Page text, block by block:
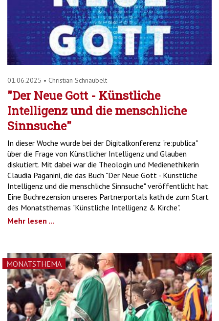
01.06.2025 • Christian Schnaubelt
"Der Neue Gott - Künstliche
Intelligenz und die menschliche
Sinnsuche"
In dieser Woche wurde bei der Digitalkonferenz "re:publica"
über die Frage von Künstlicher Intelligenz und Glauben
diskutiert. Mit dabei war die Theologin und Medienethikerin
Claudia Paganini, die das Buch "Der Neue Gott - Künstliche
Intelligenz und die menschliche Sinnsuche" veröffentlicht hat.
Eine Buchrezension unseres Partnerportals kath.de zum Start
des Monatsthemas "Künstliche Intelligenz & Kirche".
Mehr lesen ...
MONATSTHEMA